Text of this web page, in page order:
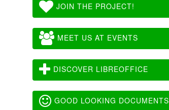
JOIN THE PROJECT!
MEET US AT EVENTS
DISCOVER LIBREOFFICE
GOOD LOOKING DOCUMENTS